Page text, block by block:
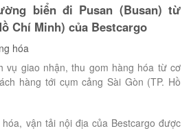
biển đi Pusan (Busan) từ
Chí Minh) của Bestcargo
hóa
vụ giao nhận, thu gom hàng hóa từ cơ
hàng tới cụm cảng Sài Gòn (TP. Hồ
vận tải nội địa của Bestcargo được